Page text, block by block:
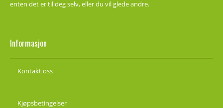
enten det er til deg selv, eller du vil glede andre.
Informasjon
Kontakt oss
Kjøpsbetingelser